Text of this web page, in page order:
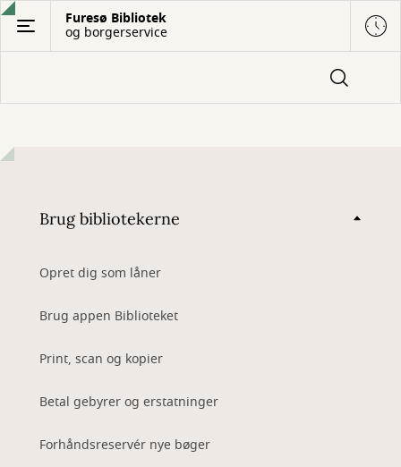
Gå
hovedindhold
Furesø Bibliotek
og borgerservice
Nye
Brug bibliotekerne
Opret dig som låner
Brug appen Biblioteket
Print, scan og kopier
Betal gebyrer og erstatninger
Forhåndsreservér nye bøger